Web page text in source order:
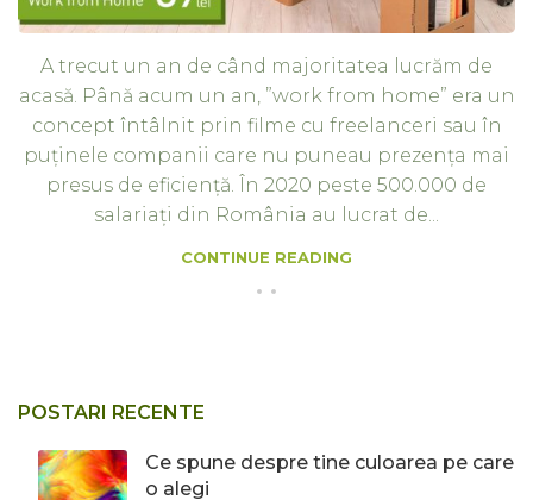
A trecut un an de când majoritatea lucrăm de
acasă. Până acum un an, ”work from home” era un
concept întâlnit prin filme cu freelanceri sau în
puținele companii care nu puneau prezența mai
presus de eficiență. În 2020 peste 500.000 de
salariați din România au lucrat de...
CONTINUE READING
POSTARI RECENTE
Ce spune despre tine culoarea pe care
o alegi